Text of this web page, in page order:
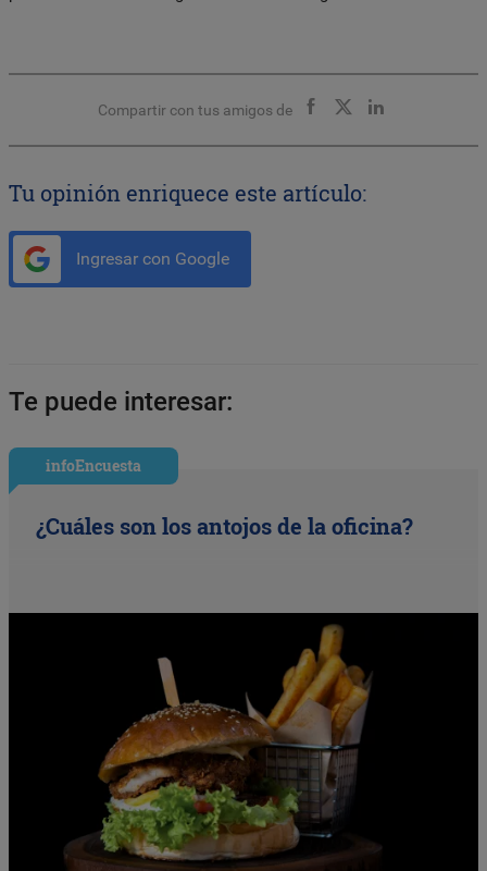
Compartir con tus amigos de
Tu opinión enriquece este artículo:
Ingresar con Google
Te puede interesar:
infoEncuesta
¿Cuáles son los antojos de la oficina?